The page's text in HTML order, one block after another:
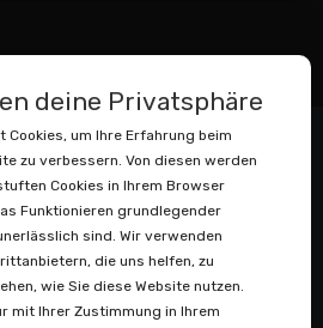
deine Privatsphäre
Cookies, um Ihre Erfahrung beim
zu verbessern. Von diesen werden
Cookies in Ihrem Browser
Funktionieren grundlegender
sind. Wir verwenden
die uns helfen, zu
wie Sie diese Website nutzen.
mit Ihrer Zustimmung in Ihrem